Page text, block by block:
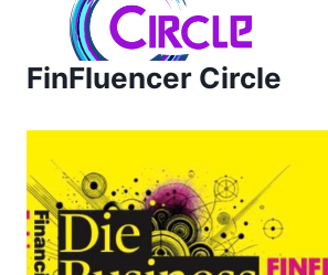
springen
FinFluencer Circle